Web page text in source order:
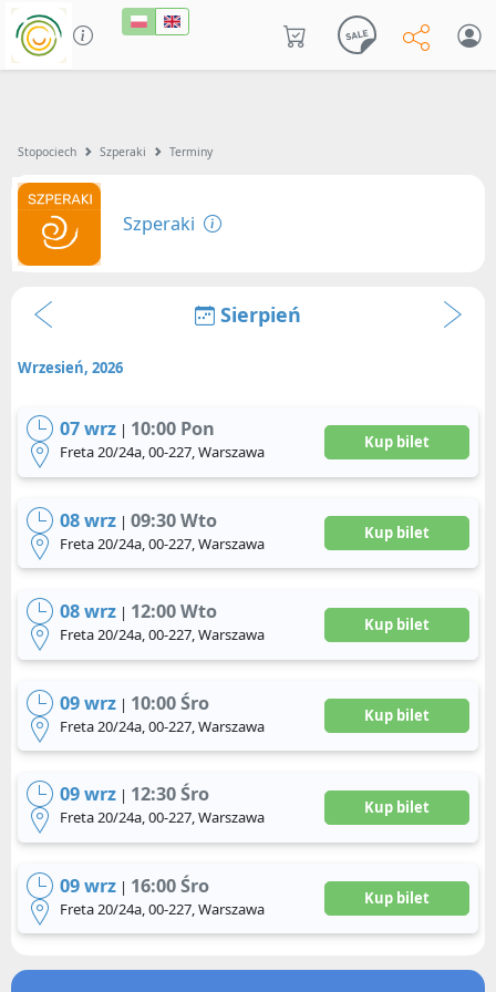
Stopociech Szperaki Terminy
Szperaki
Sierpień
Wrzesień, 2026
07 wrz | 10:00 Pon
Freta 20/24a, 00-227, Warszawa
Kup bilet
08 wrz |09:30 Wto
Freta 20/24a, 00-227, Warszawa
Kup bilet
08 wrz | 12:00 Wto
Freta 20/24a, 00-227, Warszawa
Kup bilet
09 wrz | 10:00 Śro
Freta 20/24a, 00-227, Warszawa
Kup bilet
09 wrz | 12:30 Śro
Freta 20/24a, 00-227, Warszawa
Kup bilet
09 wrz | 16:00 Śro
Freta 20/24a, 00-227, Warszawa
Kup bilet